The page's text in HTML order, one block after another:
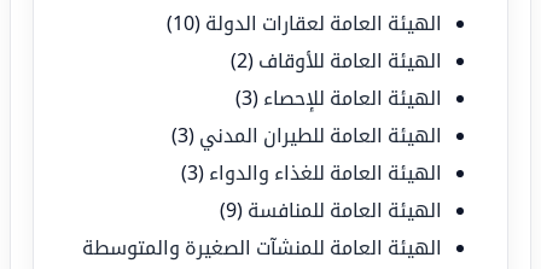
الهيئة العامة لعقارات الدولة (10)
الهيئة العامة للأوقاف (2)
الهيئة العامة للإحصاء (3)
الهيئة العامة للطيران المدني (3)
الهيئة العامة للغذاء والدواء (3)
الهيئة العامة للمنافسة (9)
الهيئة العامة للمنشآت الصغيرة والمتوسطة